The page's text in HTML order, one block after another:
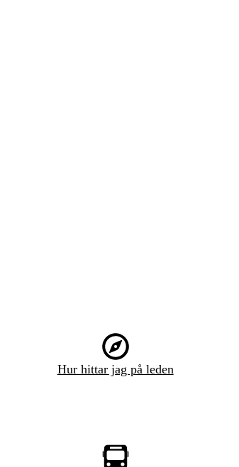
(enkel väg) mellan huvudleden och hållplats
Hur hittar jag på leden